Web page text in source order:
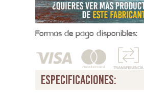
Formas de pago disponibles:
especificaciones: